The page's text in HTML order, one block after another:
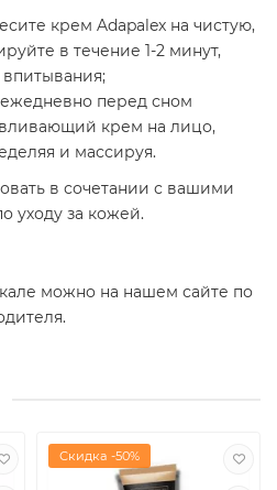
крем Adapalex на чистую,
в течение 1-2 минут,
впитывания;
ежедневно перед сном
крем на лицо,
и массируя.
в сочетании с вашими
уходу за кожей.
можно на нашем сайте по
Скидка -50%